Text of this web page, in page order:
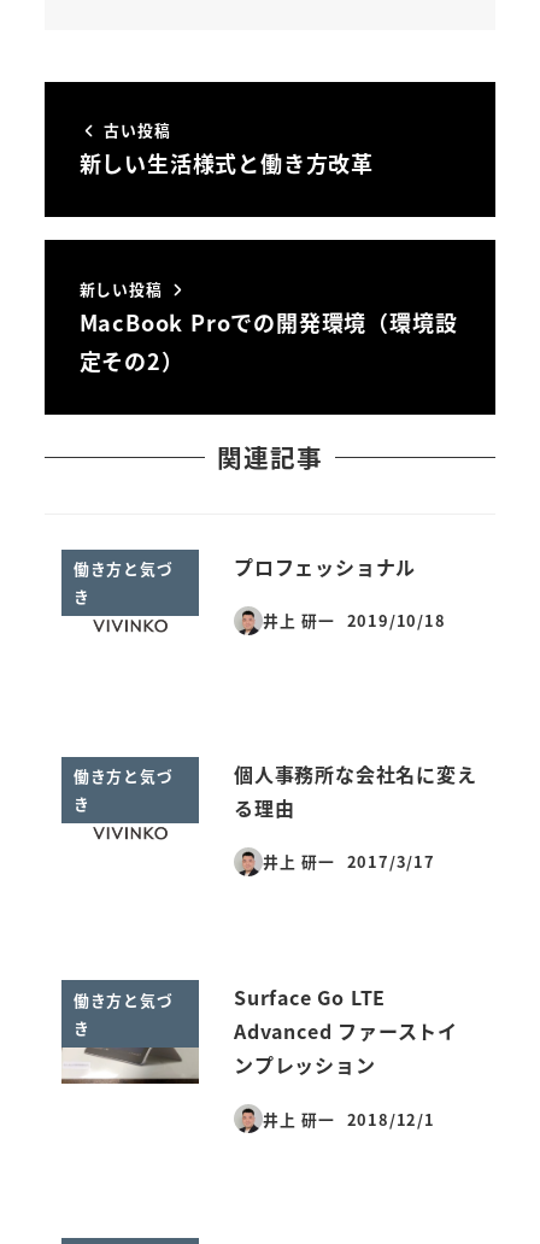
古い投稿
新しい生活様式と働き方改革
新しい投稿
MacBook Proでの開発環境（環境設
定その2）
関連記事
働き方と気づ
き
プロフェッショナル
井上 研一
投稿日
2019/10/18
働き方と気づ
き
個人事務所な会社名に変え
る理由
井上 研一
投稿日
2017/3/17
働き方と気づ
き
Surface Go LTE
Advanced ファーストイ
ンプレッション
井上 研一
投稿日
2018/12/1